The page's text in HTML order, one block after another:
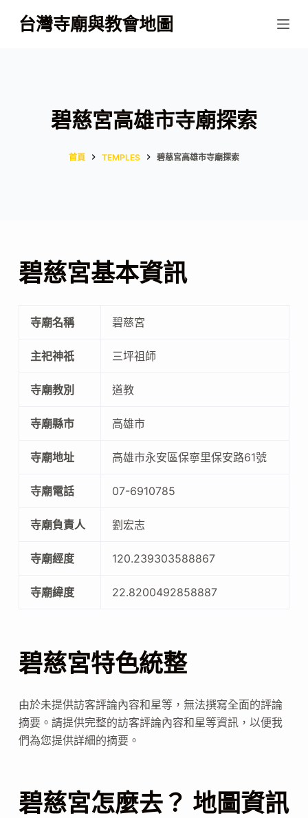
跳
至
台灣寺廟與教會地圖
碧慈宮高雄市寺廟探索
首頁 TEMPLES 碧慈宮高雄市寺廟探索
碧慈宮基本資訊
寺廟名稱 碧慈宮
主祀神祇 三坪祖師
寺廟教別 道教
寺廟縣市 高雄市
寺廟地址 高雄市永安區保寧里保安路61號
寺廟電話 07-6910785
寺廟負責人 劉宏志
寺廟經度 120.239303588867
寺廟緯度 22.8200492858887
碧慈宮特色統整
由於未提供訪客評論內容和星等，無法撰寫全面的評論
摘要。請提供完整的訪客評論內容和星等資訊，以便我
們為您提供詳細的摘要。
碧慈宮怎麼去？ 地圖資訊